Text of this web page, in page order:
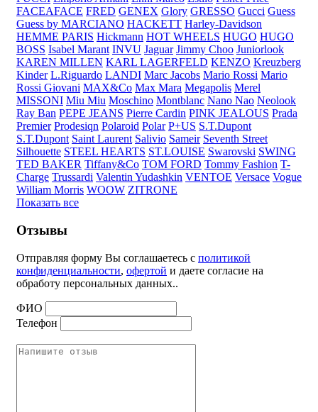
FACEAFACE FRED GENEX Glory GRESSO Gucci Guess
Guess by MARCIANO HACKETT Harley-Davidson
HEMME PARIS Hickmann HOT WHEELS HUGO HUGO
BOSS Isabel Marant INVU Jaguar Jimmy Choo Juniorlook
KAREN MILLEN KARL LAGERFELD KENZO Kreuzberg
Kinder L.Riguardo LANDI Marc Jacobs Mario Rossi Mario
Rossi Giovani MAX&Co Max Mara Megapolis Merel
MISSONI Miu Miu Moschino Montblanc Nano Nao Neolook
Ray Ban PEPE JEANS Pierre Cardin PINK JEALOUS Prada
Premier Prodesiqn Polaroid Polar P+US S.T.Dupont
S.T.Dupont Saint Laurent Salivio Sameir Seventh Street
Silhouette STEEL HEARTS ST.LOUISE Swarovski SWING
TED BAKER Tiffany&Co TOM FORD Tommy Fashion T-
Charge Trussardi Valentin Yudashkin VENTOE Versace Vogue
William Morris WOOW ZITRONE
Показать все
Отзывы
Отправляя форму Вы соглашаетесь с политикой
конфиденциальности, офертой и даете согласие на
обработу персональных данных..
ФИО
Телефон